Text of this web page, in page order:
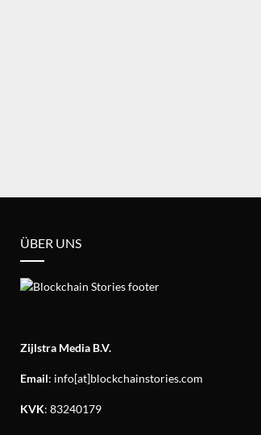
ÜBER UNS
Zijlstra Media B.V.
Email: info[at]blockchainstories.com
KVK: 83240179